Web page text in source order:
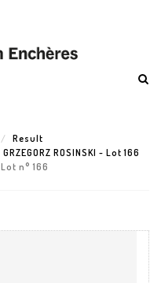
Result
GRZEGORZ ROSINSKI - Lot 166
Lot n° 166